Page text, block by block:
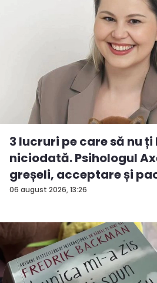
06 august 2026, 13:26
3 lucruri pe care să nu ți
niciodată. Psihologul
greșeli, acceptare și